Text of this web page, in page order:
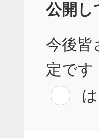
公開し
今後皆
定です